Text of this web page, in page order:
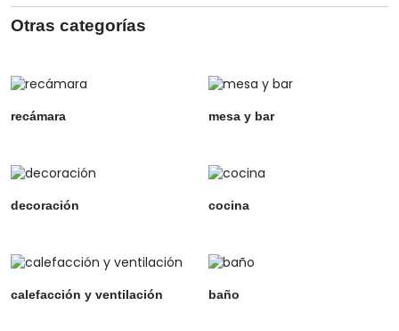
Otras categorías
recámara mesa y bar
decoración cocina
calefacción y ventilación baño